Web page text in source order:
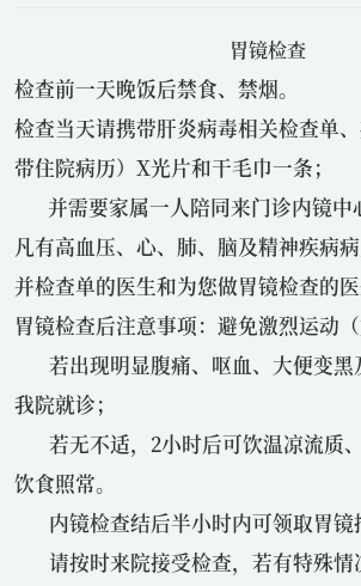
胃镜检查
检查前一天晚饭后禁食、禁烟。
检查当天请携带肝炎病毒相关检查单
带住院病历）X光片和干毛巾一条；
并需要家属一人陪同来门诊内镜中
凡有高血压、心、肺、脑及精神疾病
并检查单的医生和为您做胃镜检查的
胃镜检查后注意事项：避免激烈运动（
若出现明显腹痛、呕血、大便变
我院就诊；
若无不适，2小时后可饮温凉流质
饮食照常。
内镜检查结后半小时内可领取胃镜
请按时来院接受检查，若有特殊